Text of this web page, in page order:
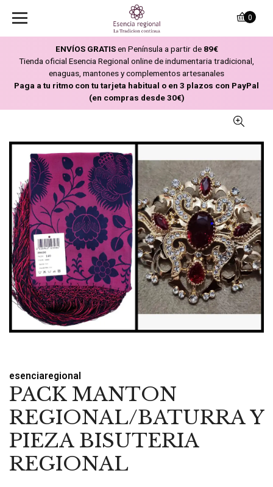
ENVÍOS GRATISen Península a partir de 89€
Tienda oficial Esencia Regional online de indumentaria tradicional,
enaguas, mantones y complementos artesanales
Paga a tu ritmo con tu tarjeta habitual o en 3 plazos con PayPal
(en compras desde 30€)
0
esenciaregional
PACK MANTON
REGIONAL/BATURRA Y
PIEZA BISUTERIA
REGIONAL